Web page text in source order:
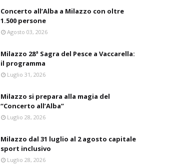
Concerto all’Alba a Milazzo con oltre
1.500 persone
Agosto 03, 2026
Milazzo 28ª Sagra del Pesce a Vaccarella:
il programma
Luglio 31, 2026
Milazzo si prepara alla magia del
“Concerto all’Alba”
Luglio 28, 2026
Milazzo dal 31 luglio al 2 agosto capitale
sport inclusivo
Luglio 28, 2026